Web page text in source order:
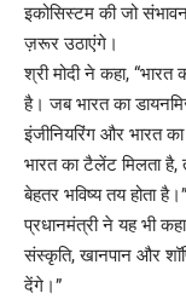
इकोसिस्टम की जो
ज़रूर उठाएंगे।
श्री मोदी ने कहा,
है। जब भारत का
इंजीनियरिंग और भारत
भारत का टैलेंट मिलता है,
बेहतर भविष्य तय होता है।”
प्रधानमंत्री ने यह भी
संस्कृति, खानपान और
देंगे।”